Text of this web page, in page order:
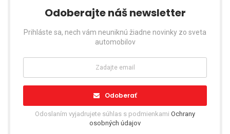
Odoberajte náš newsletter
Prihláste sa, nech vám neuniknú žiadne novinky zo sveta
automobilov
Odoberať
Odoslaním vyjadrujete súhlas s podmienkami Ochrany
osobných údajov